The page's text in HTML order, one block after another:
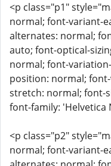
<p class="p1"
normal; font-variant-
alternates: normal;
auto; font-optical-
normal; font-
position: normal;
stretch: normal; font-
font-family: 'Helvetica
<p class="p2"
normal; font-variant-